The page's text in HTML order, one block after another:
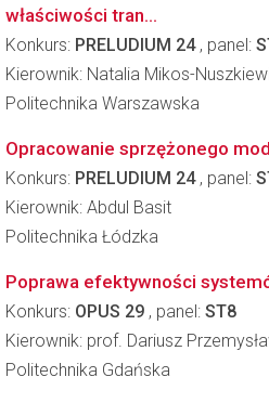
właściwości tran...
Konkurs: PRELUDIUM 24, panel:
Kierownik: Natalia Mikos-
Politechnika Warszawska
Opracowanie sprzężonego
Konkurs: PRELUDIUM 24, panel:
Kierownik: Abdul Basit
Politechnika Łódzka
Poprawa efektywności
Konkurs: OPUS 29 , panel: ST8
Kierownik: prof. Dariusz
Politechnika Gdańska